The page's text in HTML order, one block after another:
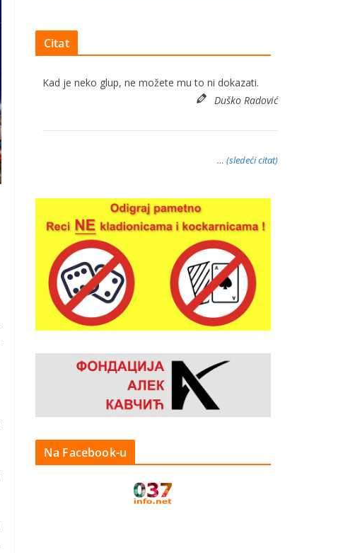
Citat
Kad je neko glup, ne možete mu to ni dokazati.
Duško Radović
… (sledeći citat)
Na Facebook-u